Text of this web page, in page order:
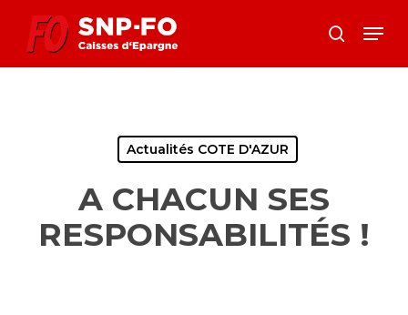
search
Menu
Actualités COTE D'AZUR
A CHACUN SES
RESPONSABILITÉS !